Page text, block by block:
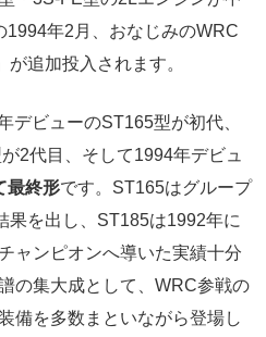
年2月、おなじみのWRC
追加投入されます。
デビューのST165型が初代、
2代目、そして1994年デビュ
最終形です。ST165はグループ
果を出し、ST185は1992年に
ャンピオンへ導いた実績十分
の集大成として、WRC参戦の
備を多数まといながら登場し